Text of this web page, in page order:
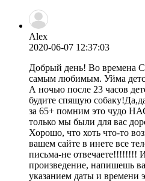
Alex
2020-06-07 12:37:03
Добрый день! Во времена
самым любимым. Уйма
А ночью после 23 часов
будите спящую
за 65+ помним это
только мы были для вас
Хорошо, что хоть что-то
вашем сайте в инете все
письма-не отвечаете!!!!!!!!
произведение, напишешь
указанием даты и времени